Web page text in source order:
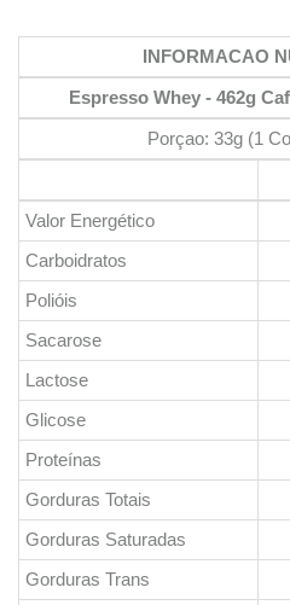
INFORMACAO
Espresso Whey - 462g
Porçao: 33g (1
Valor Energético
Carboidratos
Polióis
Sacarose
Lactose
Glicose
Proteínas
Gorduras Totais
Gorduras Saturadas
Gorduras Trans